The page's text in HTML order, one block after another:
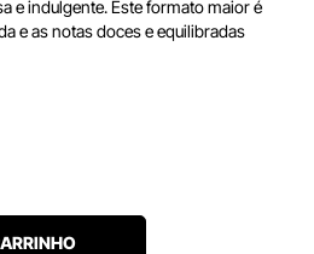
e indulgente. Este formato maior é
e as notas doces e equilibradas